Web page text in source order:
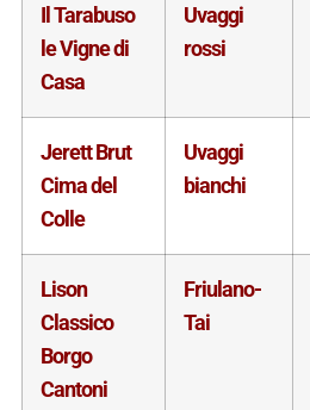
Il Tarabuso
le Vigne di
Casa
Uvaggi
rossi
Jerett Brut
Cima del
Colle
Uvaggi
bianchi
Lison
Classico
Borgo
Cantoni
Friulano-
Tai